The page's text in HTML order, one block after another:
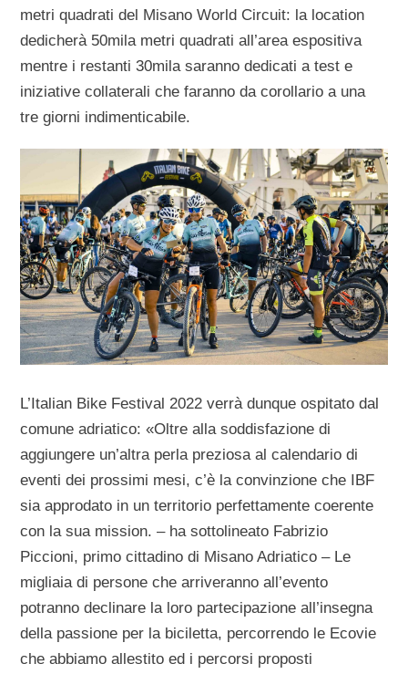
metri quadrati del Misano World Circuit: la location
dedicherà 50mila metri quadrati all’area espositiva
mentre i restanti 30mila saranno dedicati a test e
iniziative collaterali che faranno da corollario a una
tre giorni indimenticabile.
L’Italian Bike Festival 2022 verrà dunque ospitato dal
comune adriatico: «Oltre alla soddisfazione di
aggiungere un’altra perla preziosa al calendario di
eventi dei prossimi mesi, c’è la convinzione che IBF
sia approdato in un territorio perfettamente coerente
con la sua mission. – ha sottolineato Fabrizio
Piccioni, primo cittadino di Misano Adriatico – Le
migliaia di persone che arriveranno all’evento
potranno declinare la loro partecipazione all’insegna
della passione per la biciletta, percorrendo le Ecovie
che abbiamo allestito ed i percorsi proposti